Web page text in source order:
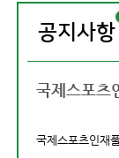
공지사항
포츠연맹
국제스포츠
국제스포츠인재